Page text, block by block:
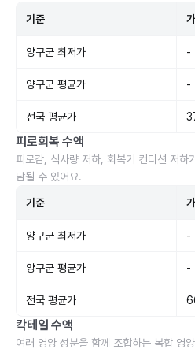
기준
양구군 최저가 -
양구군 평균가 -
전국 평균가
피로회복 수액
피로감, 식사량 저하, 회복기 컨디션 저하
담될 수 있어요.
기준
양구군 최저가 -
양구군 평균가 -
전국 평균가
칵테일 수액
여러 영양 성분을 함께 조합하는 복합 영